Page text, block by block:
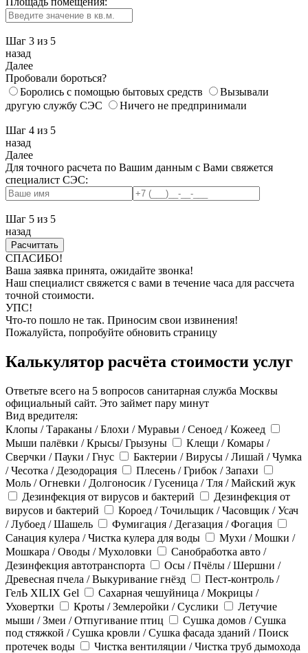
Шаг 3 из 5
назад
Далее
Пробовали бороться?
Боролись с помощью бытовых средств
Вызывали
другую службу СЭС
Ничего не предпринимали
Шаг 4 из 5
назад
Далее
Для точного расчета по Вашим данным с Вами свяжется
специалист СЭС:
Шаг 5 из 5
назад
СПАСИБО!
Ваша заявка принята, ожидайте звонка!
Наш специалист свяжется с вами в течение часа для рассчета
точной стоимости.
УПС!
Что-то пошло не так. Приносим свои извинения!
Пожалуйста, попробуйте обновить страницу
Калькулятор расчёта стоимости услуг
Ответьте всего на 5 вопросов санитарная служба Москвы
официальный сайт. Это займет пару минут
Вид вредителя:
Клопы / Тараканы / Блохи / Муравьи / Сеноед / Кожеед
Мыши палёвки / Крысы/ Грызуны
Клещи / Комары /
Сверчки / Пауки / Гнус
Бактерии / Вирусы / Лишай / Чумка
/ Чесотка / Дезодорация
Плесень / Грибок / Запахи
Моль / Огневки / Долгоносик / Гусеница / Тля / Майский жук
Дезинфекция от вирусов и бактерий
Дезинфекция от
вирусов и бактерий
Короед / Точильщик / Часовщик / Усач
/ Лубоед / Шашель
Фумигация / Дегазация / Фогация
Санация кулера / Чистка кулера для воды
Мухи / Мошки /
Мошкара / Оводы / Мухоловки
Санобработка авто /
Дезинфекция автотранспорта
Осы / Пчёлы / Шершни /
Древесная пчела / Выкуривание гнёзд
Пест-контроль /
ГелЬ XILIX Gel
Сахарная чешуйница / Мокрицы /
Уховертки
Кроты / Землеройки / Суслики
Летучие
мыши / Змеи / Отпугивание птиц
Сушка домов / Сушка
под стяжкой / Сушка кровли / Сушка фасада зданий / Поиск
протечек воды
Чистка вентиляции / Чистка труб дымохода